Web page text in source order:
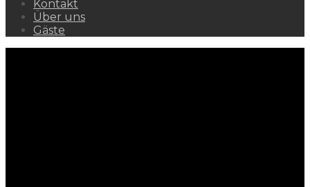
Kontakt
Über uns
Gäste